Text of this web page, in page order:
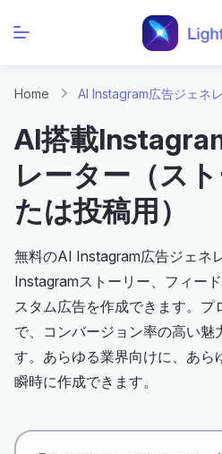
Home AI Instagram広告ジェネ
AI搭載
レーター（ス
たは投稿用）
無料のAI Instagram広告ジェネ
Instagramストーリー、フィー
スタム広告を作成できます。プ
で、コンバージョン率の高い魅
す。あらゆる業界向けに、あら
瞬時に作成できます。